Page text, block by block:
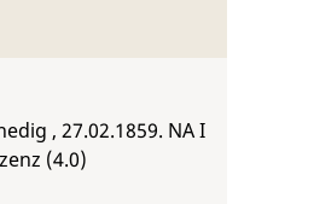
, 27.02.1859. NA I
(4.0)